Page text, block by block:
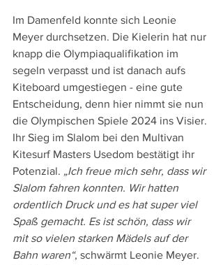
Im Damenfeld konnte sich Leonie
Meyer durchsetzen. Die Kielerin hat nur
knapp die Olympiaqualifikation im
segeln verpasst und ist danach aufs
Kiteboard umgestiegen - eine gute
Entscheidung, denn hier nimmt sie nun
die Olympischen Spiele 2024 ins Visier.
Ihr Sieg im Slalom bei den Multivan
Kitesurf Masters Usedom bestätigt ihr
Potenzial. „Ich freue mich sehr, dass wir
Slalom fahren konnten. Wir hatten
ordentlich Druck und es hat super viel
Spaß gemacht. Es ist schön, dass wir
mit so vielen starken Mädels auf der
Bahn waren“, schwärmt Leonie Meyer.